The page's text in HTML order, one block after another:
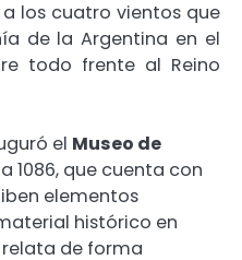
los cuatro vientos que
de la Argentina en el
todo frente al Reino
el Museo de
1086, que cuenta con
elementos
histórico en
de forma